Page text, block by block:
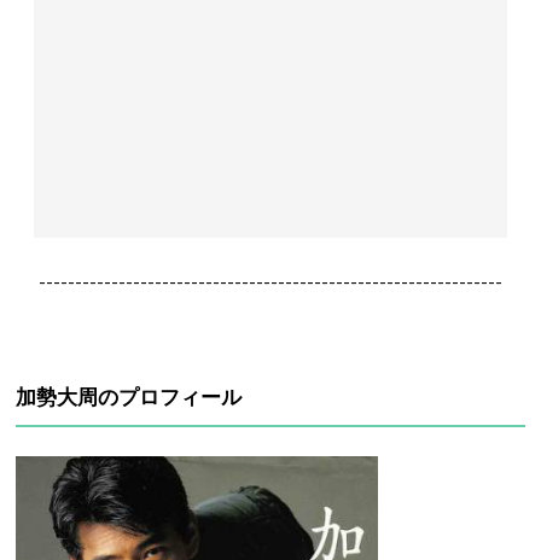
----------------------------------------------------------------
加勢大周のプロフィール